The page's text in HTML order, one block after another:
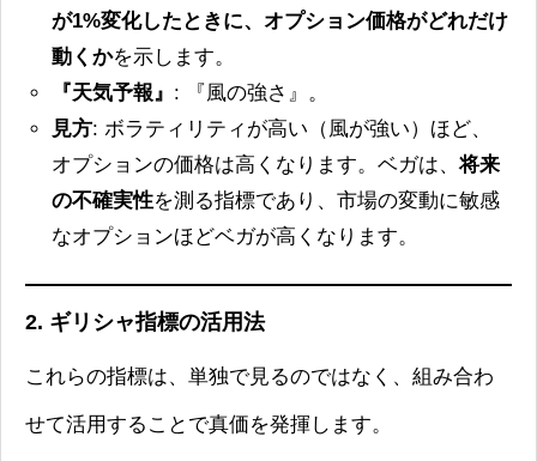
が1%変化したときに、オプション価格がどれだけ
動くかを示します。
『天気予報』 : 『風の強さ』。
見方: ボラティリティが高い（風が強い）ほど、
オプションの価格は高くなります。ベガは、将来
の不確実性を測る指標であり、市場の変動に敏感
なオプションほどベガが高くなります。
2. ギリシャ指標の活用法
これらの指標は、単独で見るのではなく、組み合わ
せて活用することで真価を発揮します。